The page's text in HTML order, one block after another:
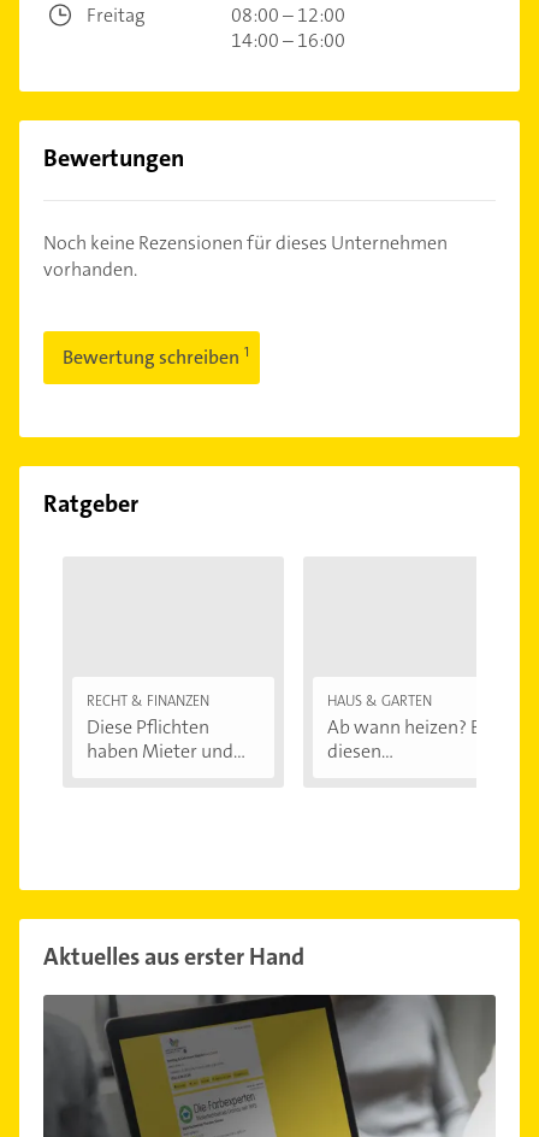
Freitag
08:00 – 12:00
14:00 – 16:00
Bewertungen
Noch keine Rezensionen für dieses Unternehmen
vorhanden.
Bewertung schreiben
Ratgeber
RECHT & FINANZEN
Diese Pflichten
haben Mieter und...
HAUS & GARTEN
Ab wann heizen? Bei
diesen
Aktuelles aus erster Hand